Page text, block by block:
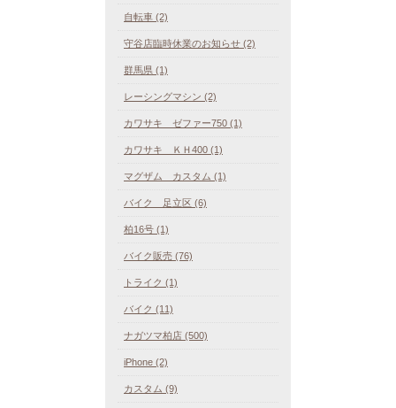
自転車 (2)
守谷店臨時休業のお知らせ (2)
群馬県 (1)
レーシングマシン (2)
カワサキ ゼファー750 (1)
カワサキ ＫＨ400 (1)
マグザム カスタム (1)
バイク 足立区 (6)
柏16号 (1)
バイク販売 (76)
トライク (1)
バイク (11)
ナガツマ柏店 (500)
iPhone (2)
カスタム (9)